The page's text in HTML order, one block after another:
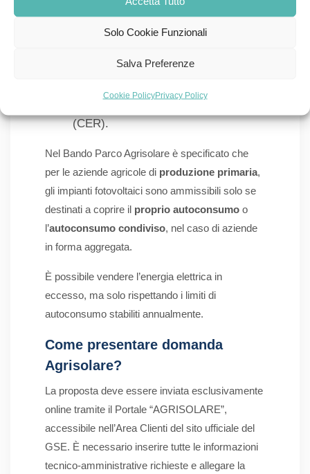
Solo Cookie Funzionali
Salva Preferenze
Cookie PolicyPrivacy Policy
aggregata, come ad esempio
(A.T.I.), raggruppamenti temporanei
(CER).
Nel Bando Parco Agrisolare è specificato che
per le aziende agricole di produzione primaria,
gli impianti fotovoltaici sono ammissibili solo se
destinati a coprire il proprio autoconsumo o
l’autoconsumo condiviso, nel caso di aziende
in forma aggregata.
È possibile vendere l’energia elettrica in
eccesso, ma solo rispettando i limiti di
autoconsumo stabiliti annualmente.
Come presentare domanda
Agrisolare?
La proposta deve essere inviata esclusivamente
online tramite il Portale “AGRISOLARE”,
accessibile nell’Area Clienti del sito ufficiale del
GSE. È necessario inserire tutte le informazioni
tecnico-amministrative richieste e allegare la